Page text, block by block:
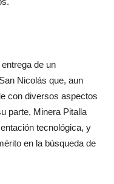
de un
Nicolás que, aun
con diversos aspectos
parte, Minera Pitalla
tecnológica, y
en la búsqueda de